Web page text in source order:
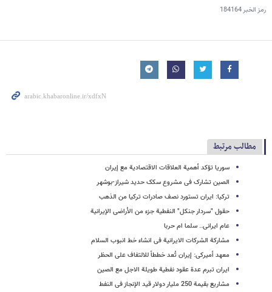
رمز الخبر184164
مطالب مرتبط
سوریا تؤکد أهمیة العلاقات الاقتصادیة مع إیران
الصین تشارک فی مشروع سکک حدید شیراز-بوشهر
ترکیا: ایران تستورد نصف صادرات ترکیا من الذهب
حقول "سردار جنکل" النفطیة جزء من الأراضی الإیرانیة
عام ایرانی.. سلما ام حربا
مشارکة الشرکات الایرانیة فی انشاء خط انبوب السلام
معهد أمیرکی: إیران تُعد خططاً للالتفاف على الحظر
ایران تبرم عدة عقود نفطیة طویلة الاجل مع الصین
مشاریع بقیمة 250 ملیار دولار قید الإنجاز فی النفط